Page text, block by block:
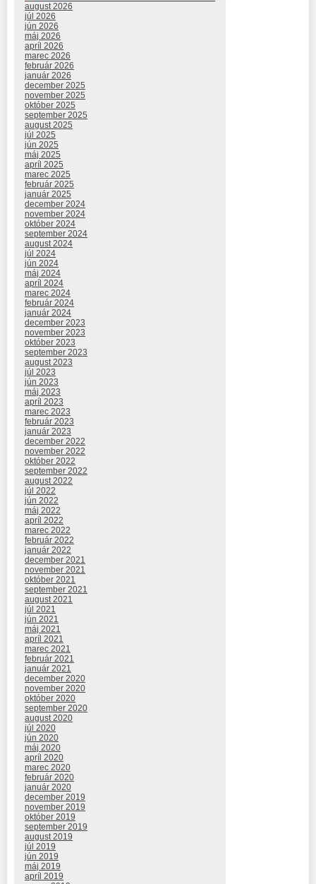
august 2026
júl 2026
jún 2026
máj 2026
apríl 2026
marec 2026
február 2026
január 2026
december 2025
november 2025
október 2025
september 2025
august 2025
júl 2025
jún 2025
máj 2025
apríl 2025
marec 2025
február 2025
január 2025
december 2024
november 2024
október 2024
september 2024
august 2024
júl 2024
jún 2024
máj 2024
apríl 2024
marec 2024
február 2024
január 2024
december 2023
november 2023
október 2023
september 2023
august 2023
júl 2023
jún 2023
máj 2023
apríl 2023
marec 2023
február 2023
január 2023
december 2022
november 2022
október 2022
september 2022
august 2022
júl 2022
jún 2022
máj 2022
apríl 2022
marec 2022
február 2022
január 2022
december 2021
november 2021
október 2021
september 2021
august 2021
júl 2021
jún 2021
máj 2021
apríl 2021
marec 2021
február 2021
január 2021
december 2020
november 2020
október 2020
september 2020
august 2020
júl 2020
jún 2020
máj 2020
apríl 2020
marec 2020
február 2020
január 2020
december 2019
november 2019
október 2019
september 2019
august 2019
júl 2019
jún 2019
máj 2019
apríl 2019